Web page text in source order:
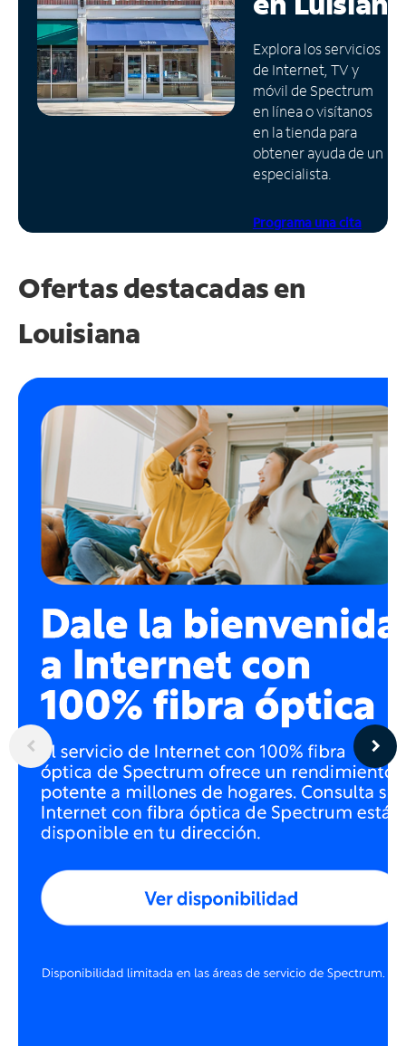
Administrar
cuenta
Encuentra
una
tienda
Explora los servicios
de Internet, TV y
móvil de Spectrum
en línea o visítanos
en la tienda para
obtener ayuda de un
especialista.
Programa una cita
Ofertas destacadas en
Louisiana